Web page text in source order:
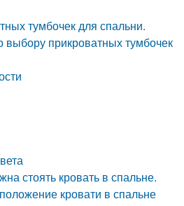
тумбочек для спальни.
прикроватных тумбочек
стоять кровать в спальне.
кровати в спальне